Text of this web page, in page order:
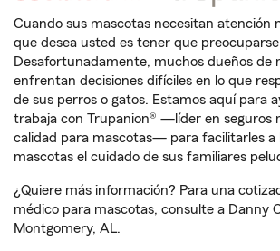
Cuando sus mascotas necesitan atención
que desea usted es tener que
Desafortunadamente, muchos dueños de
enfrentan decisiones difíciles en lo que
de sus perros o gatos. Estamos aquí para
trabaja con Trupanion® —líder en seguros
calidad para mascotas— para facilitarles a
mascotas el cuidado de sus familiares
¿Quiere más información? Para una
médico para mascotas, consulte a Danny
Montgomery, AL.